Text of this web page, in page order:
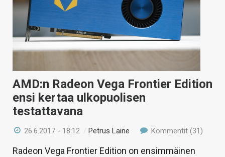
AMD:n Radeon Vega Frontier Edition
ensi kertaa ulkopuolisen
testattavana
26.6.2017 - 18:12 /Petrus Laine Kommentit (31)
Radeon Vega Frontier Edition on ensimmäinen